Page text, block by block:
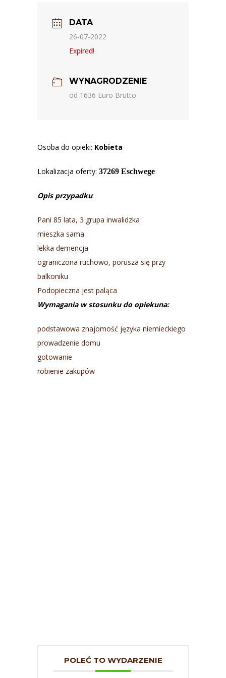
DATA
26-07-2022
Expired!
WYNAGRODZENIE
od 1636 Euro Brutto
Osoba do opieki: Kobieta
Lokalizacja oferty: 37269 Eschwege
Opis przypadku:
Pani 85 lata, 3 grupa inwalidzka
mieszka sama
lekka demencja
ograniczona ruchowo, porusza się przy
balkoniku
Podopieczna jest paląca
Wymagania w stosunku do opiekuna:
podstawowa znajomość języka niemieckiego
prowadzenie domu
gotowanie
robienie zakupów
POLEĆ TO WYDARZENIE